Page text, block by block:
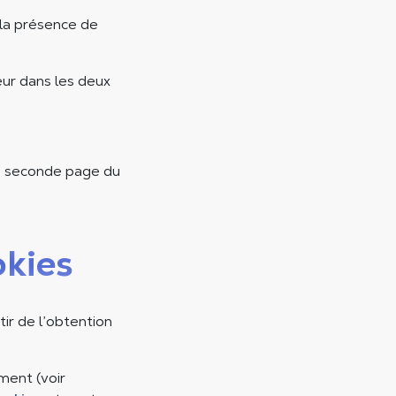
présence de
dans les deux
page du
de l’obtention
(voir